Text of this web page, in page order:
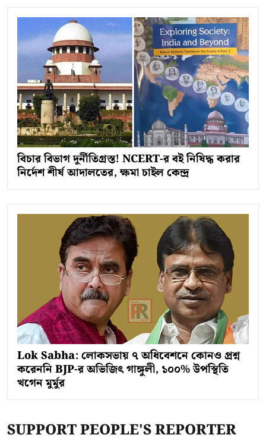
বিচার বিভাগ দুর্নীতিগ্রস্ত! NCERT-র বই নিষিদ্ধ করার
নির্দেশ শীর্ষ আদালতের, ক্ষমা চাইল কেন্দ্র
Lok Sabha: লোকসভায় ৭ অধিবেশনে কোনও প্রশ্ন
করেননি BJP-র অভিজিৎ গাঙ্গুলী, ১০০% উপস্থিতি
খগেন মুর্মুর
SUPPORT PEOPLE'S REPORTER